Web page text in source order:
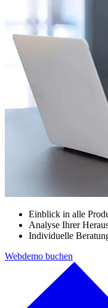
Einblick in alle
Analyse Ihrer
Individuelle
Webdemo buchen